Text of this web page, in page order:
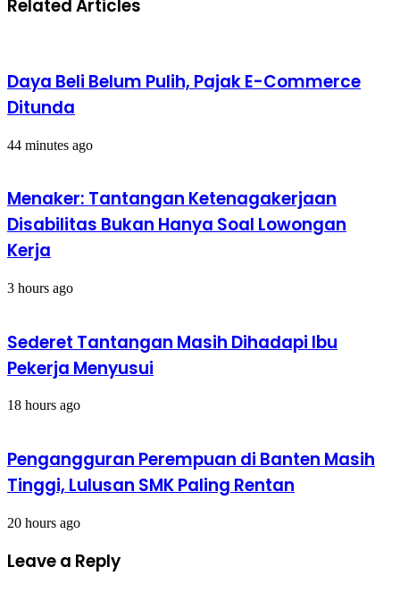
Instansi
Februari
Related Articles
Daya Beli Belum Pulih, Pajak E-Commerce
Ditunda
44 minutes ago
Menaker: Tantangan Ketenagakerjaan
Disabilitas Bukan Hanya Soal Lowongan
Kerja
3 hours ago
Sederet Tantangan Masih Dihadapi Ibu
Pekerja Menyusui
18 hours ago
Pengangguran Perempuan di Banten Masih
Tinggi, Lulusan SMK Paling Rentan
20 hours ago
Leave a Reply